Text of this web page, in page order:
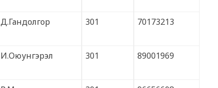
Д.Гандолгор 301 70173213
И.Оюунгэрэл 301 89001969